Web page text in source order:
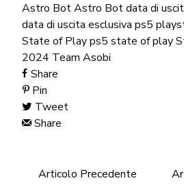
Astro BotAstro Bot data di
data di uscita esclusiva ps5
State of Playps5 state of play
2024 Team Asobi
Share
Pin
Tweet
Share
Articolo Precedente